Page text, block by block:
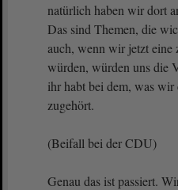
natürlich haben wir dort
Das sind Themen, die
auch, wenn wir jetzt eine
würden, würden uns die
ihr habt bei dem, was wir
zugehört.
(Beifall bei der CDU)
Genau das ist passiert.